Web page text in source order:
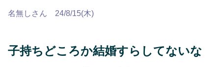
名無しさん 24/8/15(木)
子持ちどころか結婚すらしてないな